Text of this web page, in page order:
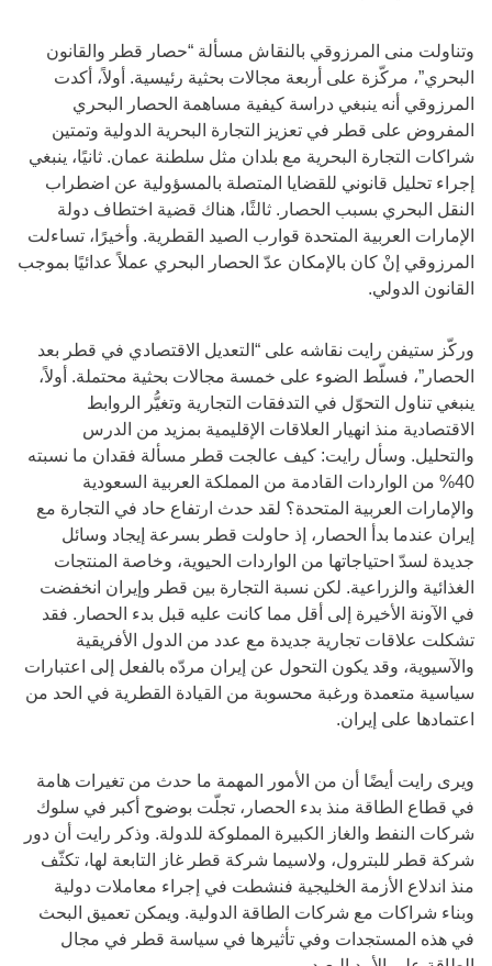
وتناولت منى المرزوقي بالنقاش مسألة “حصار قطر والقانون
البحري”، مركّزة على أربعة مجالات بحثية رئيسية. أولاً، أكدت
المرزوقي أنه ينبغي دراسة كيفية مساهمة الحصار البحري
المفروض على قطر في تعزيز التجارة البحرية الدولية وتمتين
شراكات التجارة البحرية مع بلدان مثل سلطنة عمان. ثانيًا، ينبغي
إجراء تحليل قانوني للقضايا المتصلة بالمسؤولية عن اضطراب
النقل البحري بسبب الحصار. ثالثًا، هناك قضية اختطاف دولة
الإمارات العربية المتحدة قوارب الصيد القطرية. وأخيرًا، تساءلت
المرزوقي إنْ كان بالإمكان عدّ الحصار البحري عملاً عدائيًا بموجب
القانون الدولي.
وركّز ستيفن رايت نقاشه على “التعديل الاقتصادي في قطر بعد
الحصار”، فسلّط الضوء على خمسة مجالات بحثية محتملة. أولاً،
ينبغي تناول التحوّل في التدفقات التجارية وتغيُّر الروابط
الاقتصادية منذ انهيار العلاقات الإقليمية بمزيد من الدرس
والتحليل. وسأل رايت: كيف عالجت قطر مسألة فقدان ما نسبته
40% من الواردات القادمة من المملكة العربية السعودية
والإمارات العربية المتحدة؟ لقد حدث ارتفاع حاد في التجارة مع
إيران عندما بدأ الحصار، إذ حاولت قطر بسرعة إيجاد وسائل
جديدة لسدّ احتياجاتها من الواردات الحيوية، وخاصة المنتجات
الغذائية والزراعية. لكن نسبة التجارة بين قطر وإيران انخفضت
في الآونة الأخيرة إلى أقل مما كانت عليه قبل بدء الحصار. فقد
تشكلت علاقات تجارية جديدة مع عدد من الدول الأفريقية
والآسيوية، وقد يكون التحول عن إيران مردّه بالفعل إلى اعتبارات
سياسية متعمدة ورغبة محسوبة من القيادة القطرية في الحد من
اعتمادها على إيران.
ويرى رايت أيضًا أن من الأمور المهمة ما حدث من تغيرات هامة
في قطاع الطاقة منذ بدء الحصار، تجلّت بوضوح أكبر في سلوك
شركات النفط والغاز الكبيرة المملوكة للدولة. وذكر رايت أن دور
شركة قطر للبترول، ولاسيما شركة قطر غاز التابعة لها، تكثّف
منذ اندلاع الأزمة الخليجية فنشطت في إجراء معاملات دولية
وبناء شراكات مع شركات الطاقة الدولية. ويمكن تعميق البحث
في هذه المستجدات وفي تأثيرها في سياسة قطر في مجال